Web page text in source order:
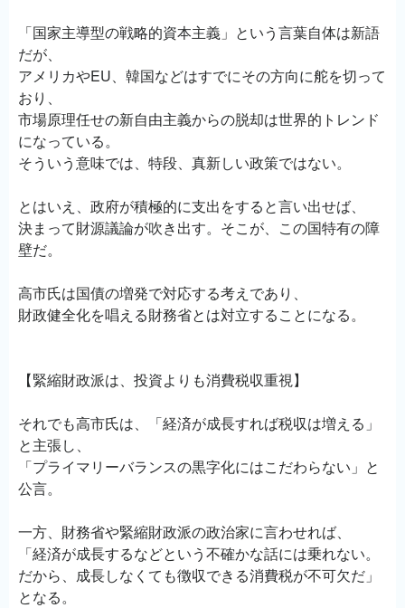
「国家主導型の戦略的資本主義」という言葉自体は新語
だが、
アメリカやEU、韓国などはすでにその方向に舵を切って
おり、
市場原理任せの新自由主義からの脱却は世界的トレンド
になっている。
そういう意味では、特段、真新しい政策ではない。
とはいえ、政府が積極的に支出をすると言い出せば、
決まって財源議論が吹き出す。そこが、この国特有の障
壁だ。
高市氏は国債の増発で対応する考えであり、
財政健全化を唱える財務省とは対立することになる。
【緊縮財政派は、投資よりも消費税収重視】
それでも高市氏は、「経済が成長すれば税収は増える」
と主張し、
「プライマリーバランスの黒字化にはこだわらない」と
公言。
一方、財務省や緊縮財政派の政治家に言わせれば、
「経済が成長するなどという不確かな話には乗れない。
だから、成長しなくても徴収できる消費税が不可欠だ」
となる。